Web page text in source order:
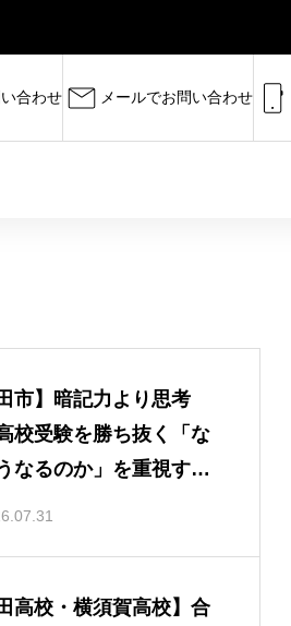
合わせ メールでお問い合わせ
校受験まで完全サポート。 半田高
す中学生に向けて、数学・理科を軸
をめざす中学生コース
市】暗記力より思考
校受験を勝ち抜く「な
なるのか」を重視する
の勉強方法
高校・横須賀高校】合